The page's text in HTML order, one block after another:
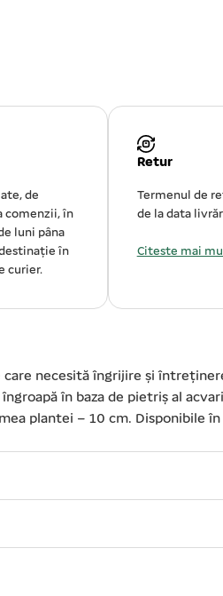
de
comenzii, în
luni pâna
în
curier.
Retur
Termenul de
de la data
Citeste mai
necesită îngrijire și
în baza de pietriș al
plantei – 10 cm. Disponibile